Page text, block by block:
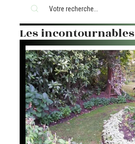
Les incontournables